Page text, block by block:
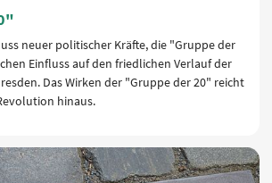
neuer politischer Kräfte, die "Gruppe der
Einfluss auf den friedlichen Verlauf der
Das Wirken der "Gruppe der 20" reicht
hinaus.